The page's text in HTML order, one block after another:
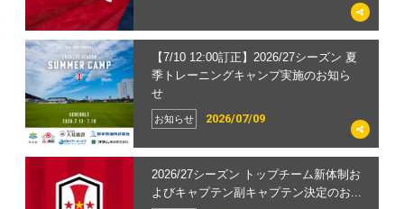
2026/07/09
お知らせ
【7/10 12:00訂正】2026/27シーズン 夏
季トレーニングキャンプ実施のお知ら
せ
2026/27シーズン トップチーム新体制お
よびキャプテン副キャプテン決定のお...